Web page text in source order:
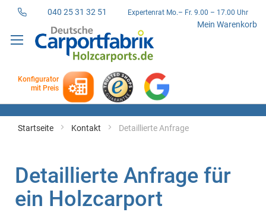
040 25 31 32 51 Expertenrat Mo.– Fr. 9.00 – 17.00 Uhr
Mein Warenkorb
zum
Konfigurator
mit Preis
Startseite Kontakt Detaillierte Anfrage
Detaillierte Anfrage für
ein Holzcarport